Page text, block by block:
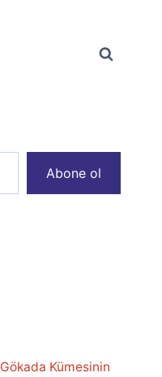
Abone ol
Gökada Kümesinin